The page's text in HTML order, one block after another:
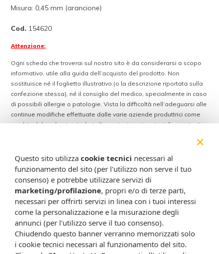
Misura: 0,45 mm (arancione)
Cod. 154620
Attenzione:
Ogni scheda che troverai sul nostro sito è da considerarsi a scopo
informativo, utile alla guida dell’acquisto del prodotto. Non
sostituisce né il foglietto illustrativo (o la descrizione riportata sulla
confezione stessa), né il consiglio del medico, specialmente in caso
di possibili allergie o patologie. Vista la difficoltà nell’adeguarsi alle
continue modifiche effettuate dalle varie aziende produttrici come
cambio del packaging (colori, dimensioni, contenuto, informazioni) e
alcuna responsabilità in caso di schede prodotto ed immagini non
aggiornate in tempo reale e presenza di errori o omissioni. Inoltre
non si assumono responsabilità in caso di qualsiasi problema
causato dall’accesso delle informazioni riportate sul sito
shop.farmaciacavalieri.it.
ISCRIVITI ALLA NEWSLETTER
×
Questo sito utilizza cookie tecnici necessari al
funzionamento del sito (per l'utilizzo non serve il tuo
consenso) e potrebbe utilizzare servizi di
marketing/profilazione, propri e/o di terze parti,
necessari per offrirti servizi in linea con i tuoi interessi
come la personalizzazione e la misurazione degli
annunci (per l'utilizzo serve il tuo consenso).
Chiudendo questo banner verranno memorizzati solo
i cookie tecnici necessari al funzionamento del sito.